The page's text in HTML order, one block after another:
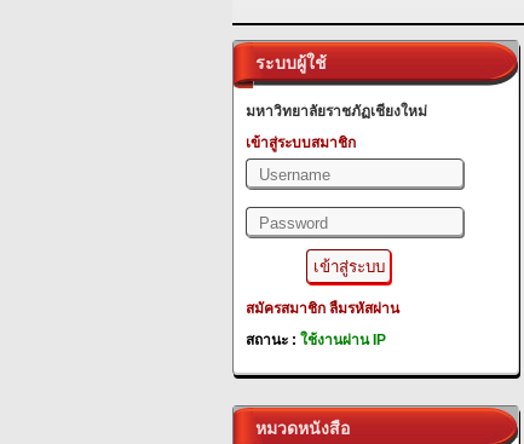
ระบบผู้ใช้
มหาวิทยาลัยราชภัฏเชียงใหม่
เข้าสู่ระบบสมาชิก
สมัครสมาชิก ลืมรหัสผ่าน
สถานะ : ใช้งานผ่าน IP
หมวดหนังสือ